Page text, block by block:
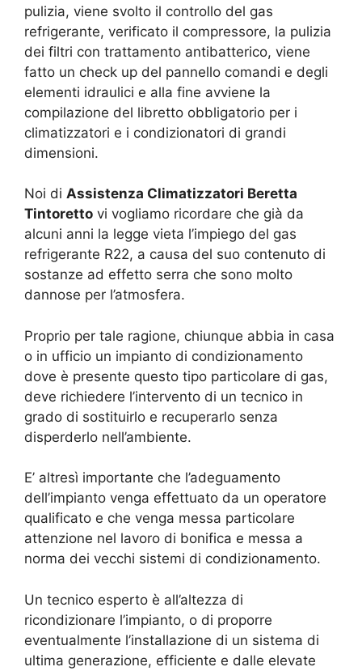
pulizia, viene svolto il controllo del gas
refrigerante, verificato il compressore, la pulizia
dei filtri con trattamento antibatterico, viene
fatto un check up del pannello comandi e degli
elementi idraulici e alla fine avviene la
compilazione del libretto obbligatorio per i
climatizzatori e i condizionatori di grandi
dimensioni.
Noi di Assistenza Climatizzatori Beretta
Tintoretto vi vogliamo ricordare che già da
alcuni anni la legge vieta l’impiego del gas
refrigerante R22, a causa del suo contenuto di
sostanze ad effetto serra che sono molto
dannose per l’atmosfera.
Proprio per tale ragione, chiunque abbia in casa
o in ufficio un impianto di condizionamento
dove è presente questo tipo particolare di gas,
deve richiedere l’intervento di un tecnico in
grado di sostituirlo e recuperarlo senza
disperderlo nell’ambiente.
E’ altresì importante che l’adeguamento
dell’impianto venga effettuato da un operatore
qualificato e che venga messa particolare
attenzione nel lavoro di bonifica e messa a
norma dei vecchi sistemi di condizionamento.
Un tecnico esperto è all’altezza di
ricondizionare l’impianto, o di proporre
eventualmente l’installazione di un sistema di
ultima generazione, efficiente e dalle elevate